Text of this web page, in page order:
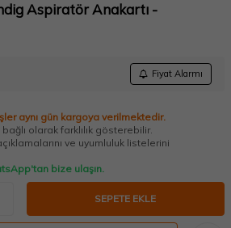
Aspiratör Anakartı -
Fiyat Alarmı
aynı gün kargoya verilmektedir.
olarak farklılık gösterebilir.
ve uyumluluk listelerini
bize ulaşın.
SEPETE EKLE